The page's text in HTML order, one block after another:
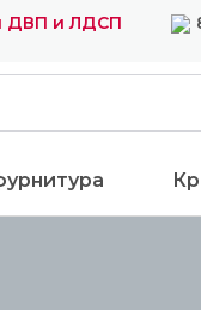
ДВП и ЛДСП